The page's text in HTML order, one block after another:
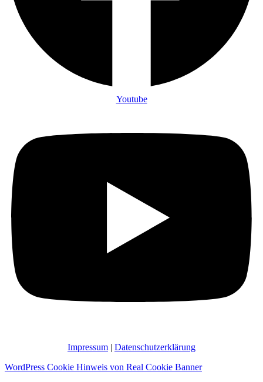
Youtube
Impressum | Datenschutzerklärung
WordPress Cookie Hinweis von Real Cookie Banner